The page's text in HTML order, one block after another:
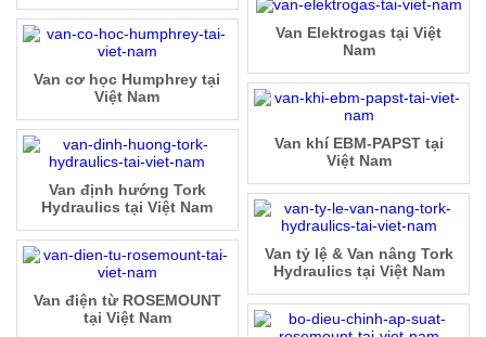
Van Elektrogas tại Việt
Nam
Van cơ học Humphrey tại
Việt Nam
Van khí EBM-PAPST tại
Việt Nam
Van định hướng Tork
Hydraulics tại Việt Nam
Van tỷ lệ & Van nâng Tork
Hydraulics tại Việt Nam
Van điện từ ROSEMOUNT
tại Việt Nam